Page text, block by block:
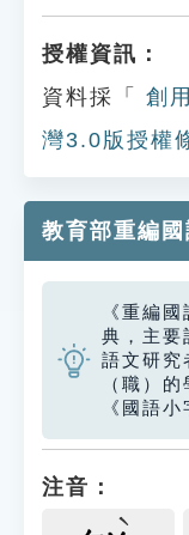
授權資訊：
資料採「
創
灣3.0版授權
教育部重編
《重編
典，主要
語文研究
（職）
《國語
注音：